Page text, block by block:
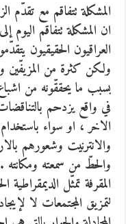
المشكلة تتفاقم مع تقدّم
ان المشكلة تتفاقم اليوم
العراقيون الحقيقيون
ولكن كثرة من المزيفّين
بسبب ما يحققّونه من
في واقع يزدحم
الاخر ، او سواء
والانترنيت وشعورهم
والحطّ من سمعته
المقرفة تمثّل
لتمزيق المجتمعات لا